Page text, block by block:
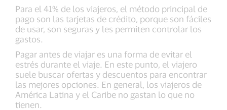
Para el 41% de los viajeros, el método principal de
pago son las tarjetas de crédito, porque son fáciles
de usar, son seguras y les permiten controlar los
gastos.
Pagar antes de viajar es una forma de evitar el
estrés durante el viaje. En este punto, el viajero
suele buscar ofertas y descuentos para encontrar
las mejores opciones. En general, los viajeros de
América Latina y el Caribe no gastan lo que no
tienen.